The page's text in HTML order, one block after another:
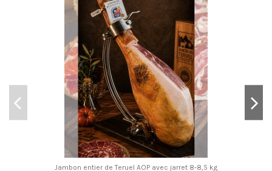
Jambon entier de Teruel AOP avec jarret 8-8,5 kg